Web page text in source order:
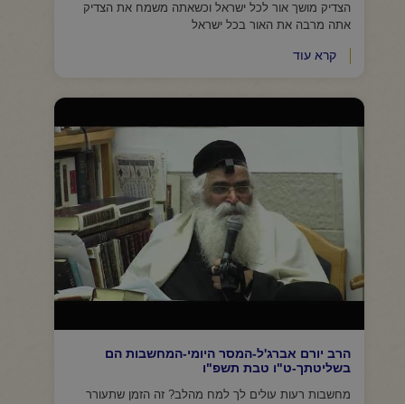
הצדיק מושך אור לכל ישראל וכשאתה משמח את הצדיק
אתה מרבה את האור בכל ישראל
קרא עוד
הרב יורם אברג'ל-המסר היומי-המחשבות הם
בשליטתך-ט"ו טבת תשפ"ו
מחשבות רעות עולים לך למח מהלב? זה הזמן שתעורר